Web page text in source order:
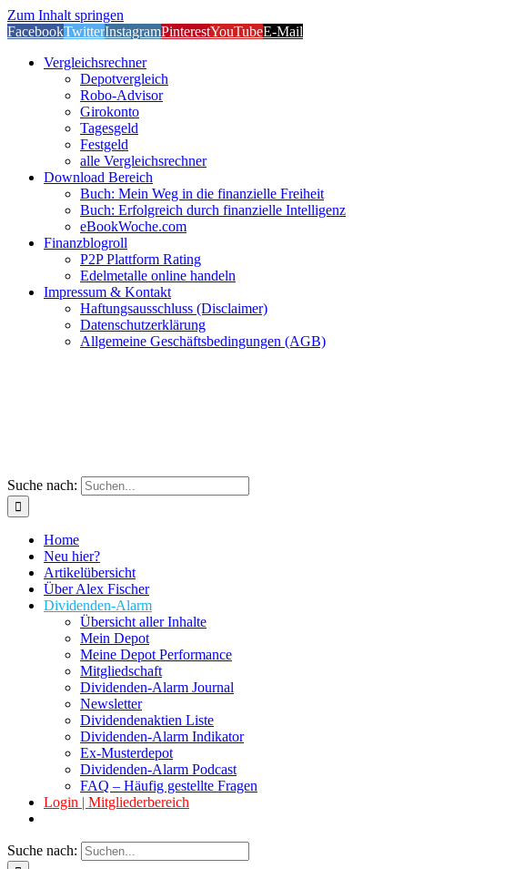
Zum Inhalt springen
FacebookTwitterInstagramPinterestYouTubeE-Mail
Vergleichsrechner
Depotvergleich
Robo-Advisor
Girokonto
Tagesgeld
Festgeld
alle Vergleichsrechner
Download Bereich
Buch: Mein Weg in die finanzielle Freiheit
Buch: Erfolgreich durch finanzielle Intelligenz
eBookWoche.com
Finanzblogroll
P2P Plattform Rating
Edelmetalle online handeln
Impressum & Kontakt
Haftungsausschluss (Disclaimer)
Datenschutzerklärung
Allgemeine Geschäftsbedingungen (AGB)
Suche nach:
Home
Neu hier?
Artikelübersicht
Über Alex Fischer
Dividenden-Alarm
Übersicht aller Inhalte
Mein Depot
Meine Depot Performance
Mitgliedschaft
Dividenden-Alarm Journal
Newsletter
Dividendenaktien Liste
Dividenden-Alarm Indikator
Ex-Musterdepot
Dividenden-Alarm Podcast
FAQ – Häufig gestellte Fragen
Login | Mitgliederbereich
Suche nach: